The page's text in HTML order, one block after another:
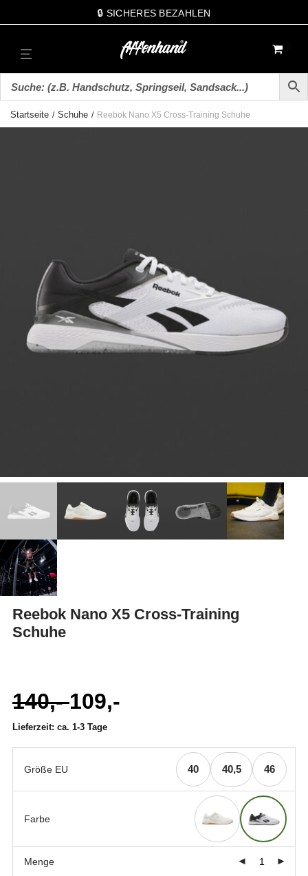
🔒 SICHERES BEZAHLEN
Startseite / Schuhe / Reebok Nano X5 Cross-Training Schuhe
Reebok Nano X5 Cross-Training
Schuhe
140,-
Ursprünglicher
war:
140,-
109,-
Aktueller
ist:
109,- .
Lieferzeit: ca. 1-3 Tage
Größe EU 40 40,5 46
Farbe
Menge